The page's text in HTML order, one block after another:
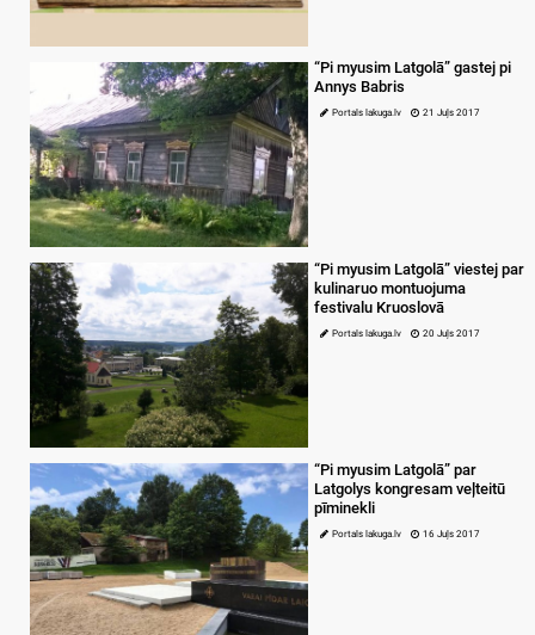
“Pi myusim Latgolā” gastej pi
Annys Babris
Portals lakuga.lv 21 Juļs 2017
“Pi myusim Latgolā” viestej par
kulinaruo montuojuma
festivalu Kruoslovā
Portals lakuga.lv 20 Juļs 2017
“Pi myusim Latgolā” par
Latgolys kongresam veļteitū
pīminekli
Portals lakuga.lv 16 Juļs 2017